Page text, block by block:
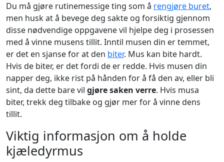
Du må gjøre rutinemessige ting som å rengjøre buret,
men husk at å bevege deg sakte og forsiktig gjennom
disse nødvendige oppgavene vil hjelpe deg i prosessen
med å vinne musens tillit. Inntil musen din er temmet,
er det en sjanse for at den biter. Mus kan bite hardt.
Hvis de biter, er det fordi de er redde. Hvis musen din
napper deg, ikke rist på hånden for å få den av, eller bli
sint, da dette bare vil gjøre saken verre. Hvis musa
biter, trekk deg tilbake og gjør mer for å vinne dens
tillit.
Viktig informasjon om å holde
kjæledyrmus